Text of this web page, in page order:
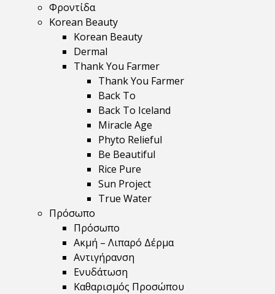
Φροντίδα
Korean Beauty
Korean Beauty
Dermal
Thank You Farmer
Thank You Farmer
Back To
Back To Iceland
Miracle Age
Phyto Relieful
Be Beautiful
Rice Pure
Sun Project
True Water
Πρόσωπο
Πρόσωπο
Ακμή – Λιπαρό Δέρμα
Αντιγήρανση
Ενυδάτωση
Καθαρισμός Προσώπου